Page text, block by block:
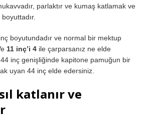
parlaktır ve kumaş katlamak ve
boyutundadır ve normal bir mektup
11 inç’i 4 ile çarparsanız ne elde
inç genişliğinde kapitone pamuğun bir
uyan 44 inç elde edersiniz.
katlanır ve